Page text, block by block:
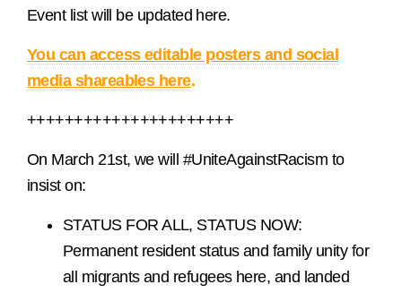
Event list will be updated here.
You can access editable posters and social
media shareables here.
++++++++++++++++++++++
On March 21st, we will #UniteAgainstRacism to
insist on:
STATUS FOR ALL, STATUS NOW:
Permanent resident status and family unity for
all migrants and refugees here, and landed